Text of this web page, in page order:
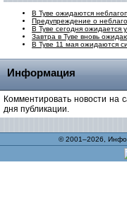
В Туве ожидаются
Предупреждение о
В Туве сегодня ожидается
Завтра в Туве вновь
В Туве 11 мая ожидаются
Информация
Комментировать новости на
дня публикации.
© 2001–2026,